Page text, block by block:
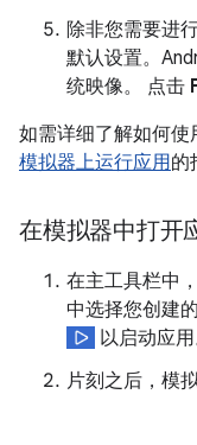
除非您需要进
默认设置。
统映像。 点击
如需详细了解如何
模拟器上运行应用的
在模拟器中打开
在主工具栏中
中选择您创建
以启动应用
片刻之后，模